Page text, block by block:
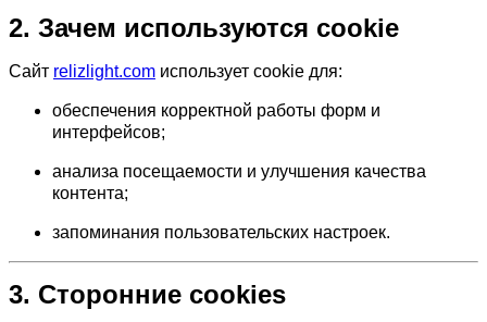
2. Зачем используются cookie
Сайт relizlight.com использует cookie для:
обеспечения корректной работы форм и
интерфейсов;
анализа посещаемости и улучшения качества
контента;
запоминания пользовательских настроек.
3. Сторонние cookies